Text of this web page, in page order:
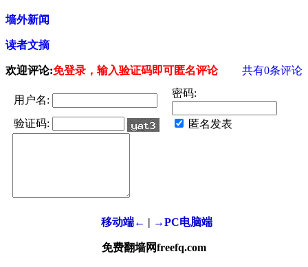
墙外新闻
读者文摘
欢迎评论:免登录，输入验证码即可匿名评论 共有0条评论
用户名:
密码:
验证码: 匿名发表
移动端← | →PC电脑端
免费翻墙网freefq.com